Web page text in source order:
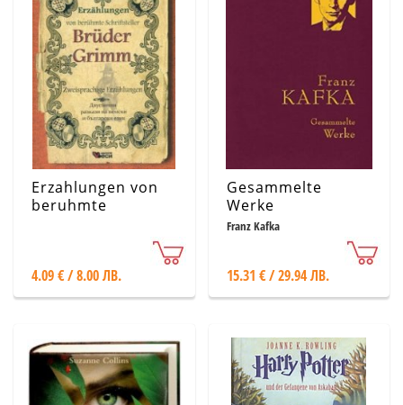
Erzahlungen von
beruhmte
4.09 € / 8.00 ЛВ.
Gesammelte
Werke
Franz Kafka
15.31 € / 29.94 ЛВ.